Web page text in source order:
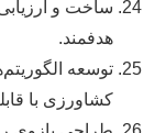
ساخت و
هدفمند.
توسعه
کشاورزی با